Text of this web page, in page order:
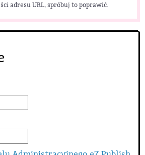
adresu URL, spróbuj to poprawić.